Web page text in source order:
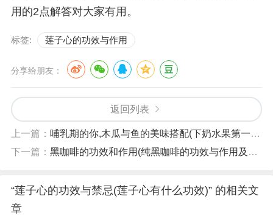
用的2点解答对大家有用。
标签: 莲子心的功效与作用
分享给朋友：
返回列表
上一篇： 哺乳期的你,木瓜与鱼的美味搭配(下奶水果第一名)
下一篇： 黑咖啡的功效和作用(纯黑咖啡的功效与作用及副作用)
“莲子心的功效与禁忌(莲子心有什么功效)” 的相关文
章